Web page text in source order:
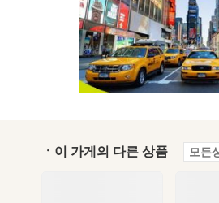
ㆍ이 가게의 다른 상품 모든